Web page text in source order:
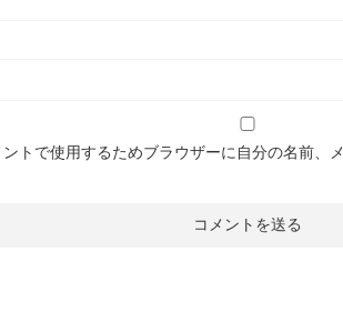
トで使用するためブラウザーに自分の名前、